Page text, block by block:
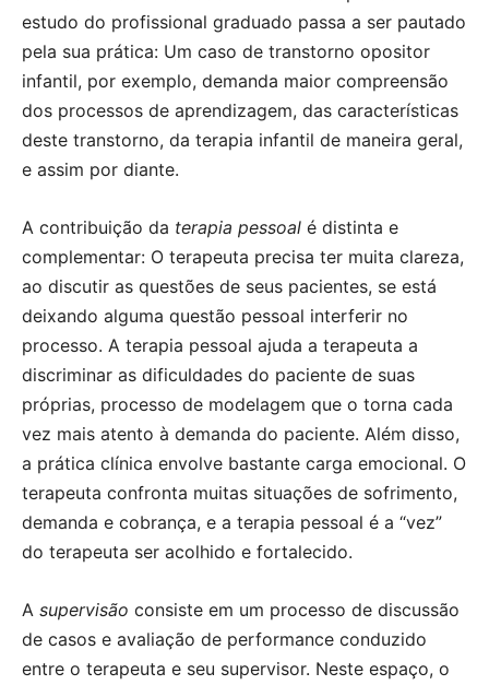
estudo do profissional graduado passa a ser pautado
pela sua prática: Um caso de transtorno opositor
infantil, por exemplo, demanda maior compreensão
dos processos de aprendizagem, das características
deste transtorno, da terapia infantil de maneira geral,
e assim por diante.
A contribuição da terapia pessoal é distinta e
complementar: O terapeuta precisa ter muita clareza,
ao discutir as questões de seus pacientes, se está
deixando alguma questão pessoal interferir no
processo. A terapia pessoal ajuda a terapeuta a
discriminar as dificuldades do paciente de suas
próprias, processo de modelagem que o torna cada
vez mais atento à demanda do paciente. Além disso,
a prática clínica envolve bastante carga emocional. O
terapeuta confronta muitas situações de sofrimento,
demanda e cobrança, e a terapia pessoal é a “vez”
do terapeuta ser acolhido e fortalecido.
A supervisão consiste em um processo de discussão
de casos e avaliação de performance conduzido
entre o terapeuta e seu supervisor. Neste espaço, o